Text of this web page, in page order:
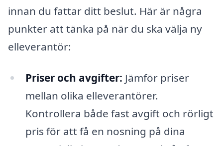
innan du fattar ditt beslut. Här är några
punkter att tänka på när du ska välja ny
elleverantör:
Priser och avgifter: Jämför priser
mellan olika elleverantörer.
Kontrollera både fast avgift och rörligt
pris för att få en nosning på dina